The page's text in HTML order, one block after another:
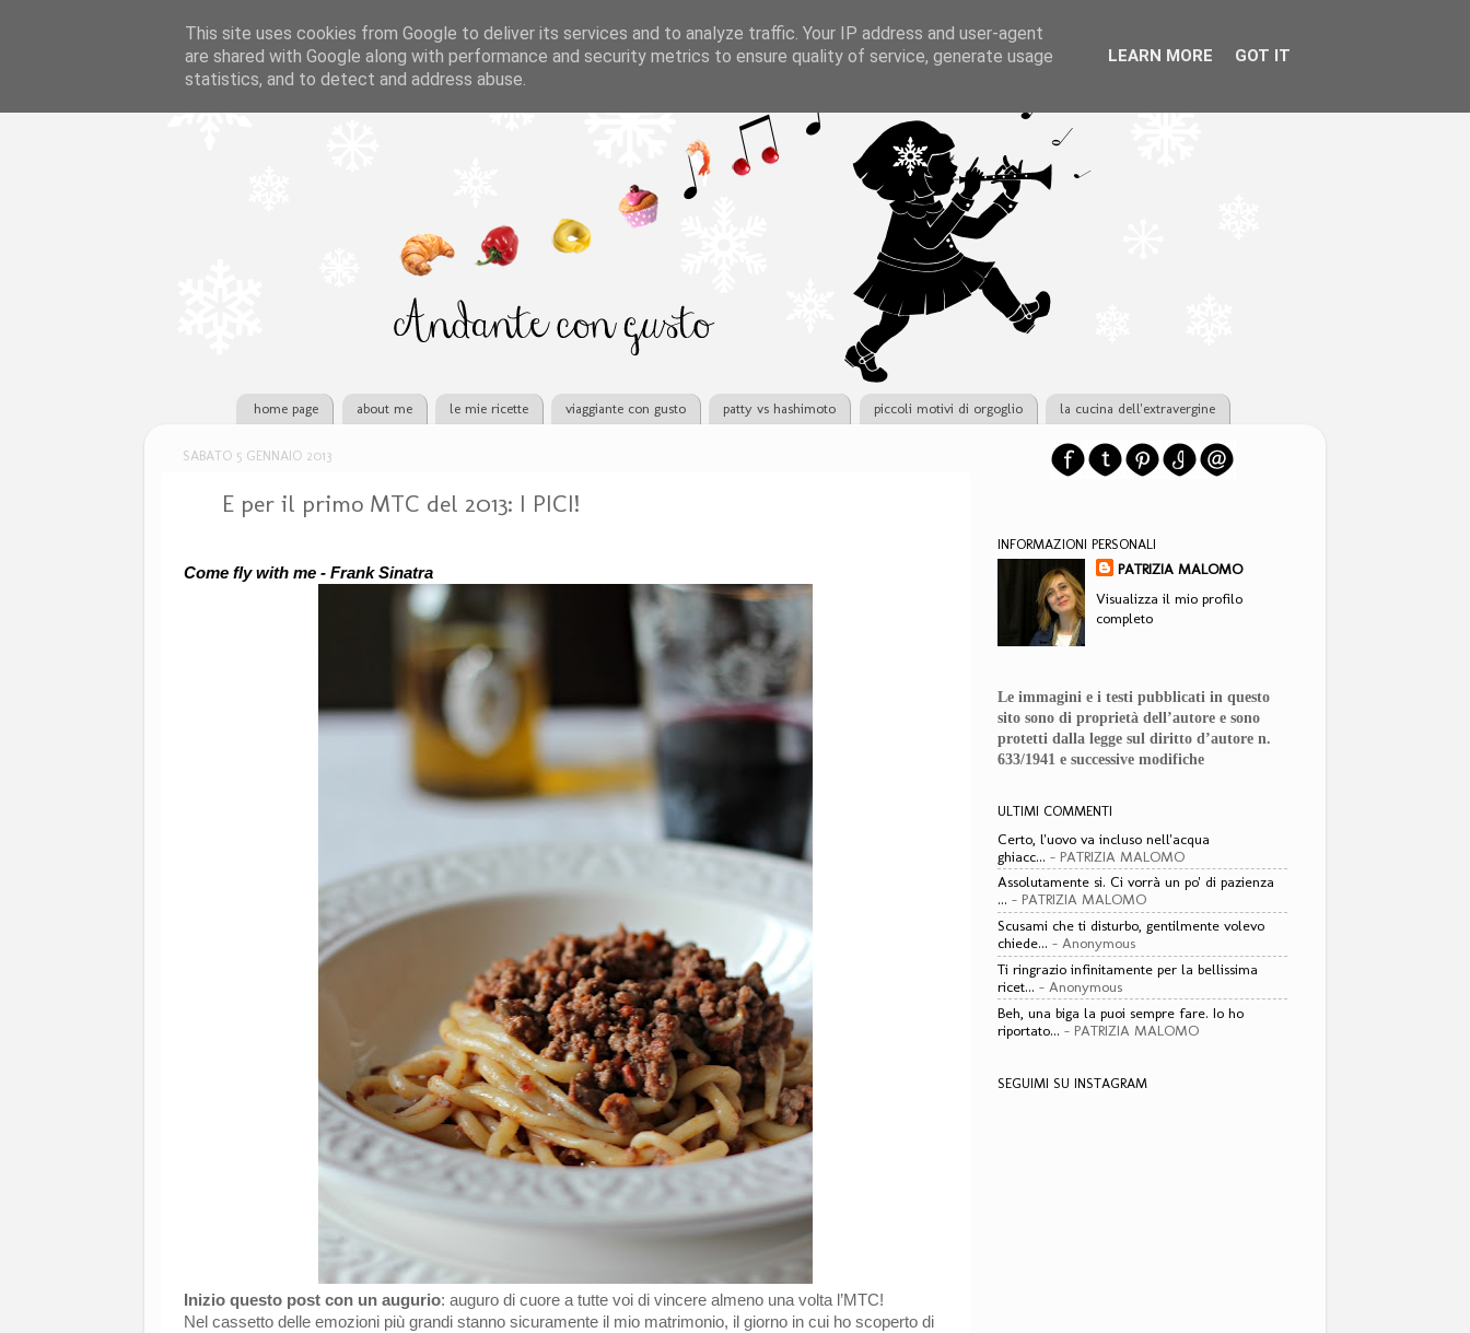
home page about me le mie ricette viaggiante con gusto patty vs hashimoto piccoli motivi di orgoglio la cucina dell'extravergine
SABATO 5 GENNAIO 2013
E per il primo MTC del 2013: I PICI!
Come fly with me - Frank Sinatra
Inizio questo post con un augurio: auguro di cuore a tutte voi di vincere almeno una volta l’MTC!
Nel cassetto delle emozioni più grandi stanno sicuramente il mio matrimonio, il giorno in cui ho scoperto di
INFORMAZIONI PERSONALI
PATRIZIA MALOMO
Visualizza il mio profilo
completo
Le immagini e i testi pubblicati in questo
sito sono di proprietà dell’autore e sono
protetti dalla legge sul diritto d’autore n.
633/1941 e successive modifiche
ULTIMI COMMENTI
Certo, l'uovo va incluso nell'acqua
ghiacc... - PATRIZIA MALOMO
Assolutamente si. Ci vorrà un po' di pazienza
... - PATRIZIA MALOMO
Scusami che ti disturbo, gentilmente volevo
chiede... - Anonymous
Ti ringrazio infinitamente per la bellissima
ricet... - Anonymous
Beh, una biga la puoi sempre fare. Io ho
riportato... - PATRIZIA MALOMO
SEGUIMI SU INSTAGRAM
This site uses cookies from Google to deliver its services and to analyze traffic. Your IP address and user-agent
are shared with Google along with performance and security metrics to ensure quality of service, generate usage
statistics, and to detect and address abuse.
LEARN MORE GOT IT